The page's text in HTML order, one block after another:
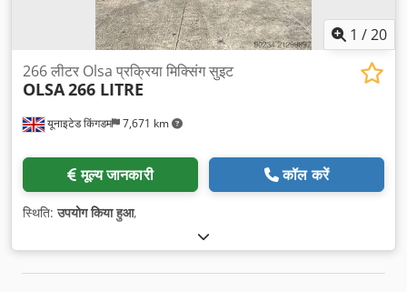
1 /20
यूनाइटेड किंगडम 7,671 km
266 लीटर Olsa प्रक्रिया मिक्सिंग सुइट
OLSA266 LITRE
मूल्य जानकारी कॉल करें
स्थिति:उपयोग किया हुआ,